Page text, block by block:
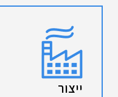
ייצור